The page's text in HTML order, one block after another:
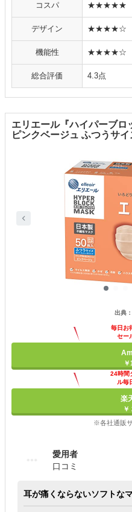
コスパ ★★★★★
デザイン ★★★★☆
機能性 ★★★★☆
総合評価 4.3点
エリエール『ハイパーブロ
ピンクベージュ ふつうサイ
出典：
毎日お
セー
￥
24時間
ル毎
楽
￥
※各社通販
愛用者
口コミ
耳が痛くならないソフトな